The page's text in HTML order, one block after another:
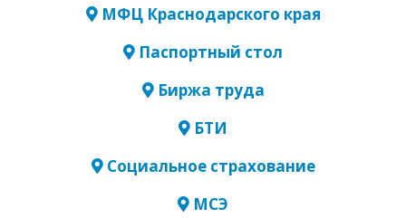
МФЦ Краснодарского края
Паспортный стол
Биржа труда
БТИ
Социальное страхование
МСЭ